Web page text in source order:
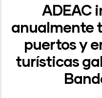
ADEAC
anualmente
puertos y
turísticas